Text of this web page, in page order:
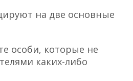
на две основные
особи, которые не
каких-либо